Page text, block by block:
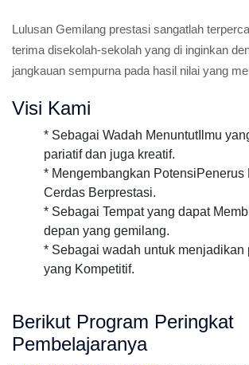
Lulusan Gemilang prestasi sangatlah
terima disekolah-sekolah yang di inginkan
jangkauan sempurna pada hasil nilai yang
Visi Kami
* Sebagai Wadah MenuntutIlmu
pariatif dan juga kreatif.
* Mengembangkan PotensiPenerus
Cerdas Berprestasi.
* Sebagai Tempat yang dapat
depan yang gemilang.
* Sebagai wadah untuk menjadikan
yang Kompetitif.
Berikut Program Peringkat
Pembelajaranya